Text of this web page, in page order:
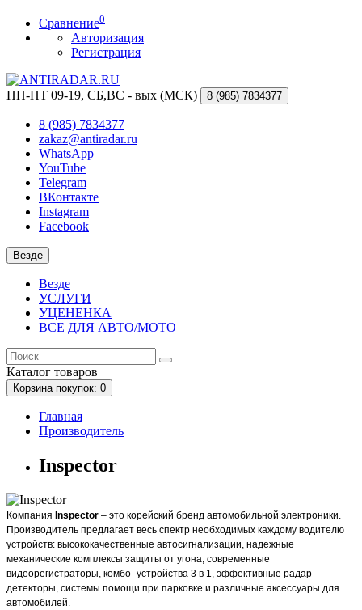
Сравнение0
Авторизация
Регистрация
ПН-ПТ 09-19, СБ,ВС - вых (МСК) 8 (985) 7834377
8 (985) 7834377
zakaz@antiradar.ru
WhatsApp
YouTube
Telegram
ВКонтакте
Instagram
Facebook
Везде
Везде
УСЛУГИ
УЦЕНЕНКА
ВСЕ ДЛЯ АВТО/МОТО
Каталог товаров
Корзинапокупок: 0
Главная
Производитель
Inspector
Компания Inspector – это корейский бренд автомобильной электроники.
Производитель предлагает весь спектр необходимых каждому водителю
устройств: высококачественные автосигнализации, надежные
механические комплексы защиты от угона, современные
видеорегистраторы, комбо- устройства 3 в 1, эффективные радар-
детекторы, системы помощи при парковке и различные аксессуары для
автомобилей.